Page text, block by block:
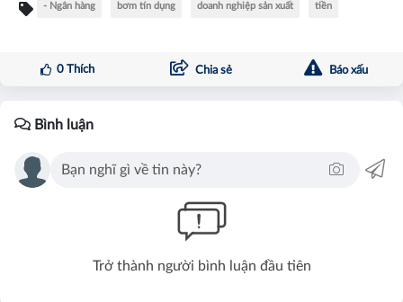
- Ngân hàng bơm tín dụng doanh nghiệp sản xuất tiền
0Thích Chia sẻ Báo xấu
Bình luận
Trở thành người bình luận đầu tiên